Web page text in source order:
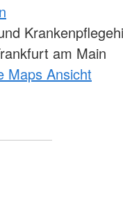
am Main
Maps Ansicht